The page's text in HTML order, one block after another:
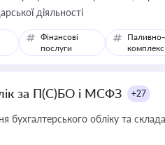
діяльності
Фінансові
послуги
Паливно-
комплекс
за П(С)БО і МСФЗ +27
бухгалтерського обліку та